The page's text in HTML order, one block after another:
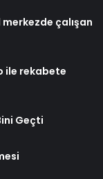
çalışan
ile rekabete
Geçti